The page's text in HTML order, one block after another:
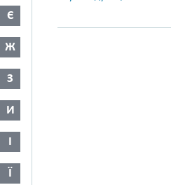
Є
Ж
З
И
І
Ї